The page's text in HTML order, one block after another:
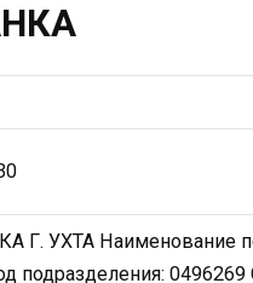
УХТА Наименование
подразделения: 0496269